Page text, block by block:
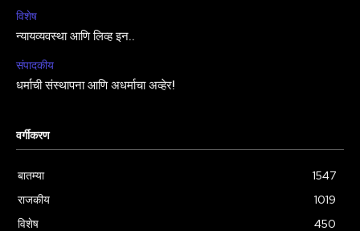
विशेष
न्यायव्यवस्था आणि लिव्ह इन..
संपादकीय
धर्माची संस्थापना आणि अधर्माचा अव्हेर!
वर्गीकरण
बातम्या
1547
राजकीय
1019
विशेष
450